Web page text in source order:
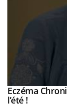
Youtube
Eczéma
l’été !Youtube